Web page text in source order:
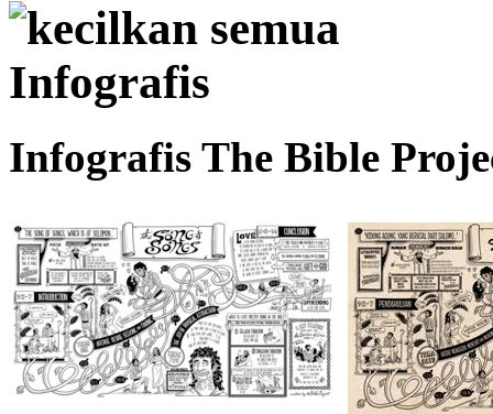
kecilkan semua
Infografis
Infografis The Bible